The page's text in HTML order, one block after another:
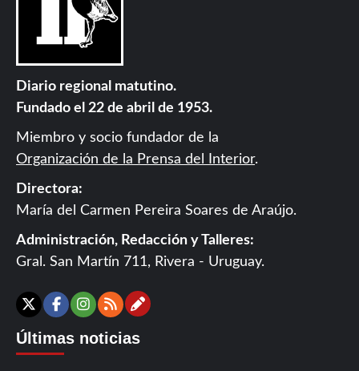
Diario regional matutino.
Fundado el 22 de abril de 1953.
Miembro y socio fundador de la
Organización de la Prensa del Interior.
Directora:
María del Carmen Pereira Soares de Araújo.
Administración, Redacción y Talleres:
Gral. San Martín 711, Rivera - Uruguay.
X Facebook
Instagram
RSSContáctanos
Últimas noticias